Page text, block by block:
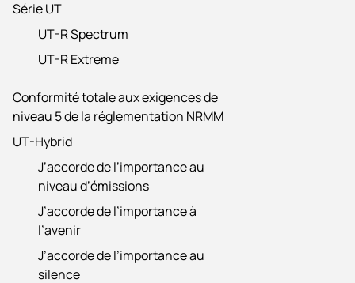
Série UT
UT-R Spectrum
UT-R Extreme
Conformité totale aux exigences de
niveau 5 de la réglementation NRMM
UT-Hybrid
J’accorde de l’importance au
niveau d’émissions
J’accorde de l’importance à
l’avenir
J’accorde de l’importance au
silence